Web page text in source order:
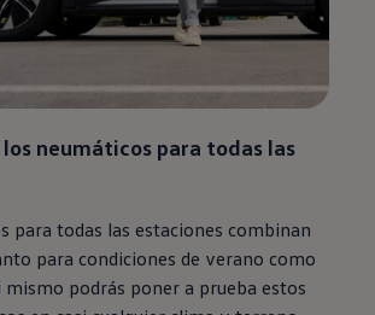
neumáticos para todas las
para todas las estaciones combinan
para condiciones de verano como
mismo podrás poner a prueba estos